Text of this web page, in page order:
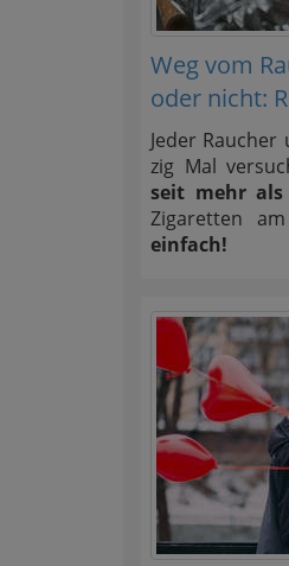
Weg vom
oder nicht:
Jeder
zig Mal
seit mehr als
Zigaretten
einfach!